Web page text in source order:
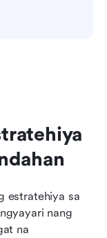
estratehiya sa
nang
na